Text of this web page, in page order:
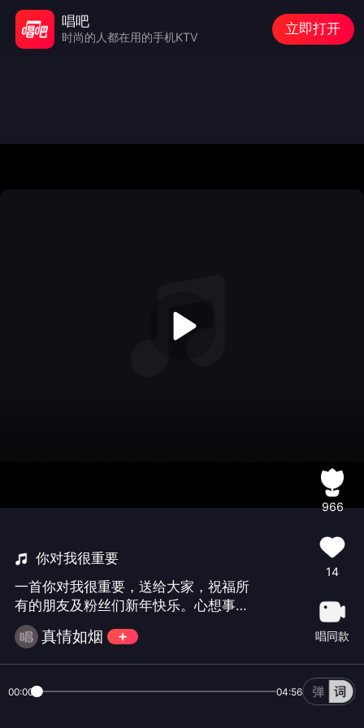
你对我很重要
一首你对我很重要，送给大家，祝福所
有的朋友及粉丝们新年快乐。心想事
成。事事称心。
真情如烟
966
14
唱同款
00:00 04:56
唱吧
时尚的人都在用的手机KTV
立即打开